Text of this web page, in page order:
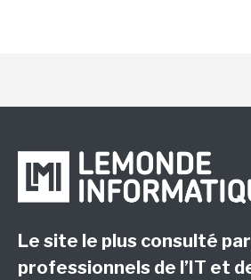
Le site le plus consulté
professionnels de l’IT et